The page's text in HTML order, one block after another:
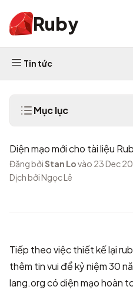
Ruby
Tin tức
Mục lục
Diện mạo mới cho tài liệu
Đăng bởiStan Lovào 23 Dec
Dịch bởi Ngọc Lê
Tiếp theoviệc thiết kế lại
thêm tin vui để kỷ niệm 30
lang.orgcó diện mạo hoàn